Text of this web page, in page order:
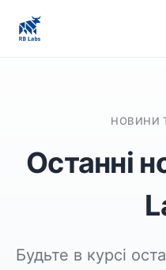
НОВИНИ
Останні
Будьте в курсі